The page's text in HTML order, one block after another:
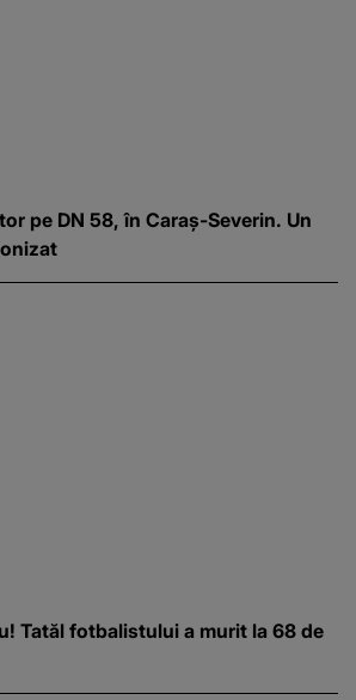
pe DN 58, în Caraș-Severin. Un
Tatăl fotbalistului a murit la 68 de